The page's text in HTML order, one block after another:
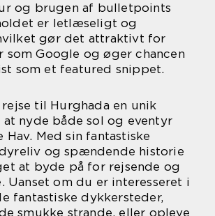
og brugen af bulletpoints
er letlæseligt og
gør det attraktivt for
som Google og øger chancen
som et featured snippet.
til Hurghada en unik
nyde både sol og eventyr
Hav. Med sin fantastiske
og spændende historie
at byde på for rejsende og
Uanset om du er interesseret i
fantastiske dykkersteder,
smukke strande, eller opleve